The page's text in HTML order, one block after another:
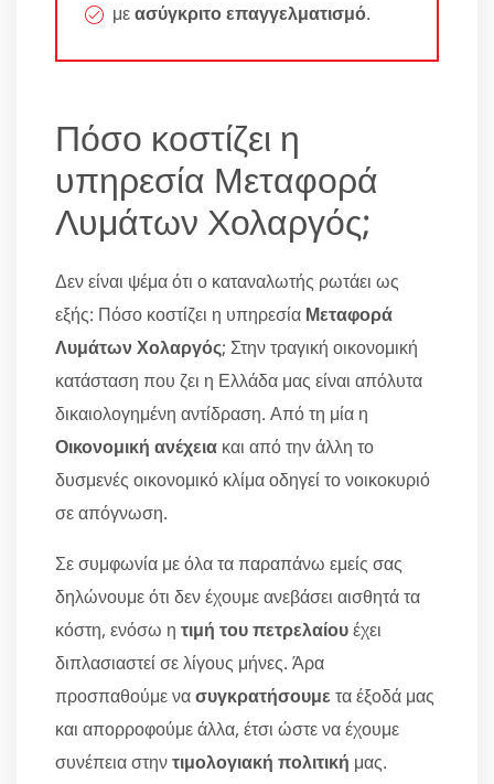
μεασύγκριτο επαγγελματισμό.
Πόσο κοστίζει η
υπηρεσία Μεταφορά
Λυμάτων Χολαργός;
Δεν είναι ψέμα ότι ο καταναλωτής ρωτάει ως
εξής: Πόσο κοστίζει η υπηρεσία Μεταφορά
Λυμάτων Χολαργός; Στην τραγική οικονομική
κατάσταση που ζει η Ελλάδα μας είναι απόλυτα
δικαιολογημένη αντίδραση. Από τη μία η
Οικονομική ανέχεια και από την άλλη το
δυσμενές οικονομικό κλίμα οδηγεί το νοικοκυριό
σε απόγνωση.
Σε συμφωνία με όλα τα παραπάνω εμείς σας
δηλώνουμε ότι δεν έχουμε ανεβάσει αισθητά τα
κόστη, ενόσω η τιμή του πετρελαίουέχει
διπλασιαστεί σε λίγους μήνες. Άρα
προσπαθούμε νασυγκρατήσουμε τα έξοδά μας
και απορροφούμε άλλα, έτσι ώστε να έχουμε
συνέπεια στηντιμολογιακή πολιτική μας.